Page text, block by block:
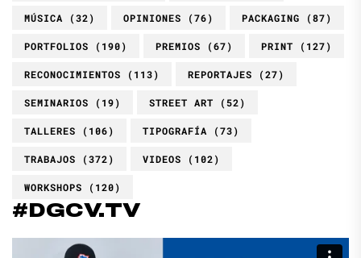
MÚSICA (32) OPINIONES (76) PACKAGING (87)
PORTFOLIOS (190) PREMIOS (67) PRINT (127)
RECONOCIMIENTOS (113) REPORTAJES (27)
SEMINARIOS (19) STREET ART (52)
TALLERES (106) TIPOGRAFÍA (73)
TRABAJOS (372) VIDEOS (102)
WORKSHOPS (120)
#DGCV.TV
Reproductor